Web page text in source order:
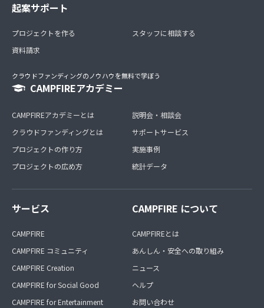
起案サポート
プロジェクトを作る
資料請求
スタッフに相談する
クラウドファンディングのノウハウを無料で学ぼう
CAMPFIREアカデミー
CAMPFIREアカデミーとは
クラウドファンディングとは
プロジェクトの作り方
プロジェクトの広め方
説明会・相談会
サポートサービス
実施事例
統計データ
サービス
CAMPFIRE
CAMPFIRE コミュニティ
CAMPFIRE Creation
CAMPFIRE for Social Good
CAMPFIRE for Entertainment
CAMPFIRE について
CAMPFIREとは
あんしん・安全への取り組み
ニュース
ヘルプ
お問い合わせ